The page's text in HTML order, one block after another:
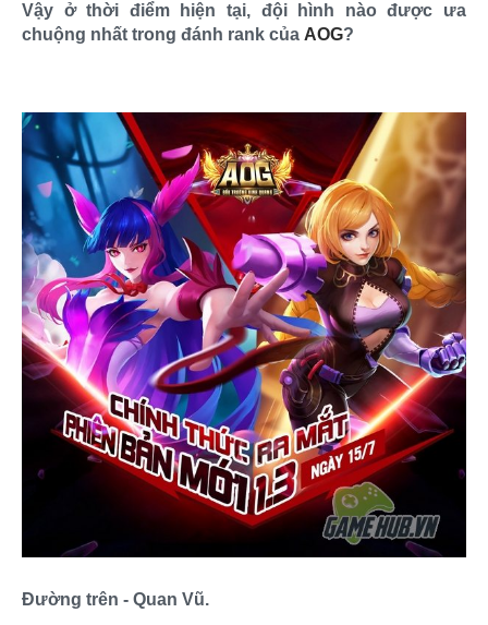
Vậy ở thời điểm hiện tại, đội hình nào được ưa
chuộng nhất trong đánh rank của AOG?
Đường trên - Quan Vũ.